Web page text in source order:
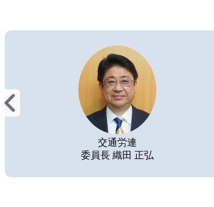
交通労連
委員長 織田 正弘